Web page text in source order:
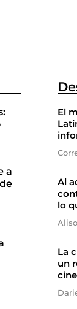
a
El
Al
lo
La
un
cine